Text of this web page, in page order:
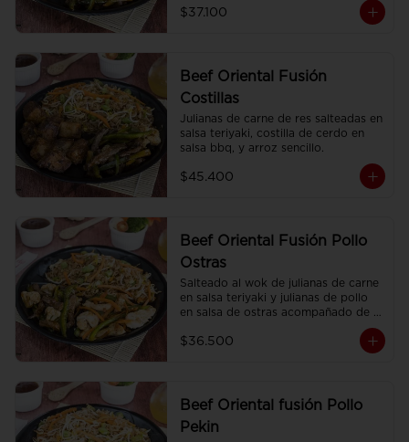
$37.100
Beef Oriental Fusión
Costillas
Julianas de carne de res salteadas en
salsa teriyaki, costilla de cerdo en
salsa bbq, y arroz sencillo.
$45.400
Beef Oriental Fusión Pollo
Ostras
Salteado al wok de julianas de carne
en salsa teriyaki y julianas de pollo
en salsa de ostras acompañado de
$36.500
Beef Oriental fusión Pollo
Pekin